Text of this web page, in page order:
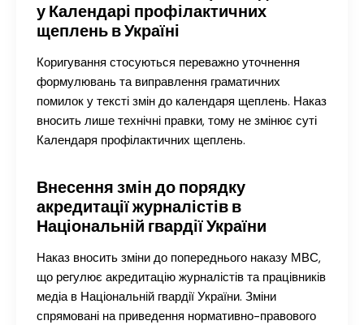
у Календарі профілактичних
щеплень в Україні
Коригування стосуються переважно уточнення
формулювань та виправлення граматичних
помилок у тексті змін до календаря щеплень. Наказ
вносить лише технічні правки, тому не змінює суті
Календаря профілактичних щеплень.
Внесення змін до порядку
акредитації журналістів в
Національній гвардії України
Наказ вносить зміни до попереднього наказу МВС,
що регулює акредитацію журналістів та працівників
медіа в Національній гвардії України. Зміни
спрямовані на приведення нормативно-правового